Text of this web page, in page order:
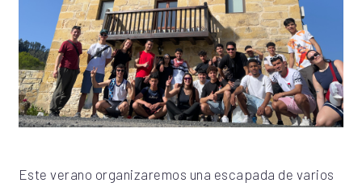
Este verano organizaremos una escapada de varios